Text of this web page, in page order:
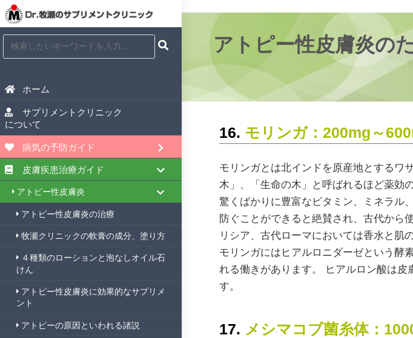
ホーム
サプリメントクリニック
について
病気の予防ガイド
皮膚疾患治療ガイド
アトピー性皮膚炎
アトピー性皮膚炎の治療
牧瀬クリニックの軟膏の成分、塗り方
４種類のローションと泡なしオイル石
けん
アトピー性皮膚炎に効果的なサプリメ
ント
アトピーの原因といわれる諸説
アトピー性皮膚炎の
16. モリンガ：200mg～
モリンガとは北インドを原産地とするワ
木」、「生命の木」と呼ばれるほど薬効
驚くばかりに豊富なビタミン、ミネラル
防ぐことができると絶賛され、古代から
リシア、古代ローマにおいては香水と肌
モリンガにはヒアルロニダーゼという酵
れる働きがあります。 ヒアルロン酸は
す。
17. メシマコブ菌糸体：